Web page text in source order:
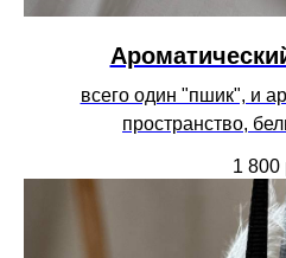
всего один "пшик", и
пространство,
1 800